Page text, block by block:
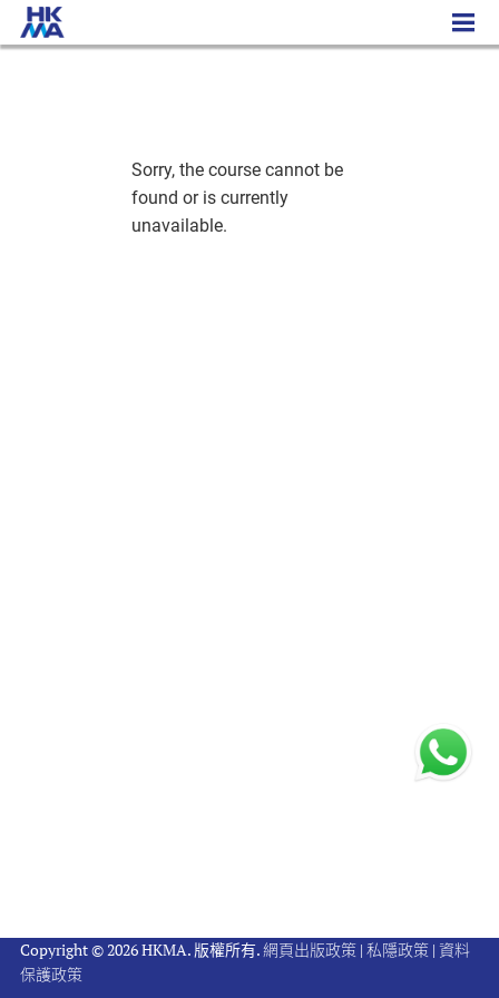
人力資源寫作專業行政證書課程
Sorry, the course cannot be
found or is currently
unavailable.
Copyright © 2026 HKMA. 版權所有.網頁出版政策 | 私隱政策 | 資料
保護政策